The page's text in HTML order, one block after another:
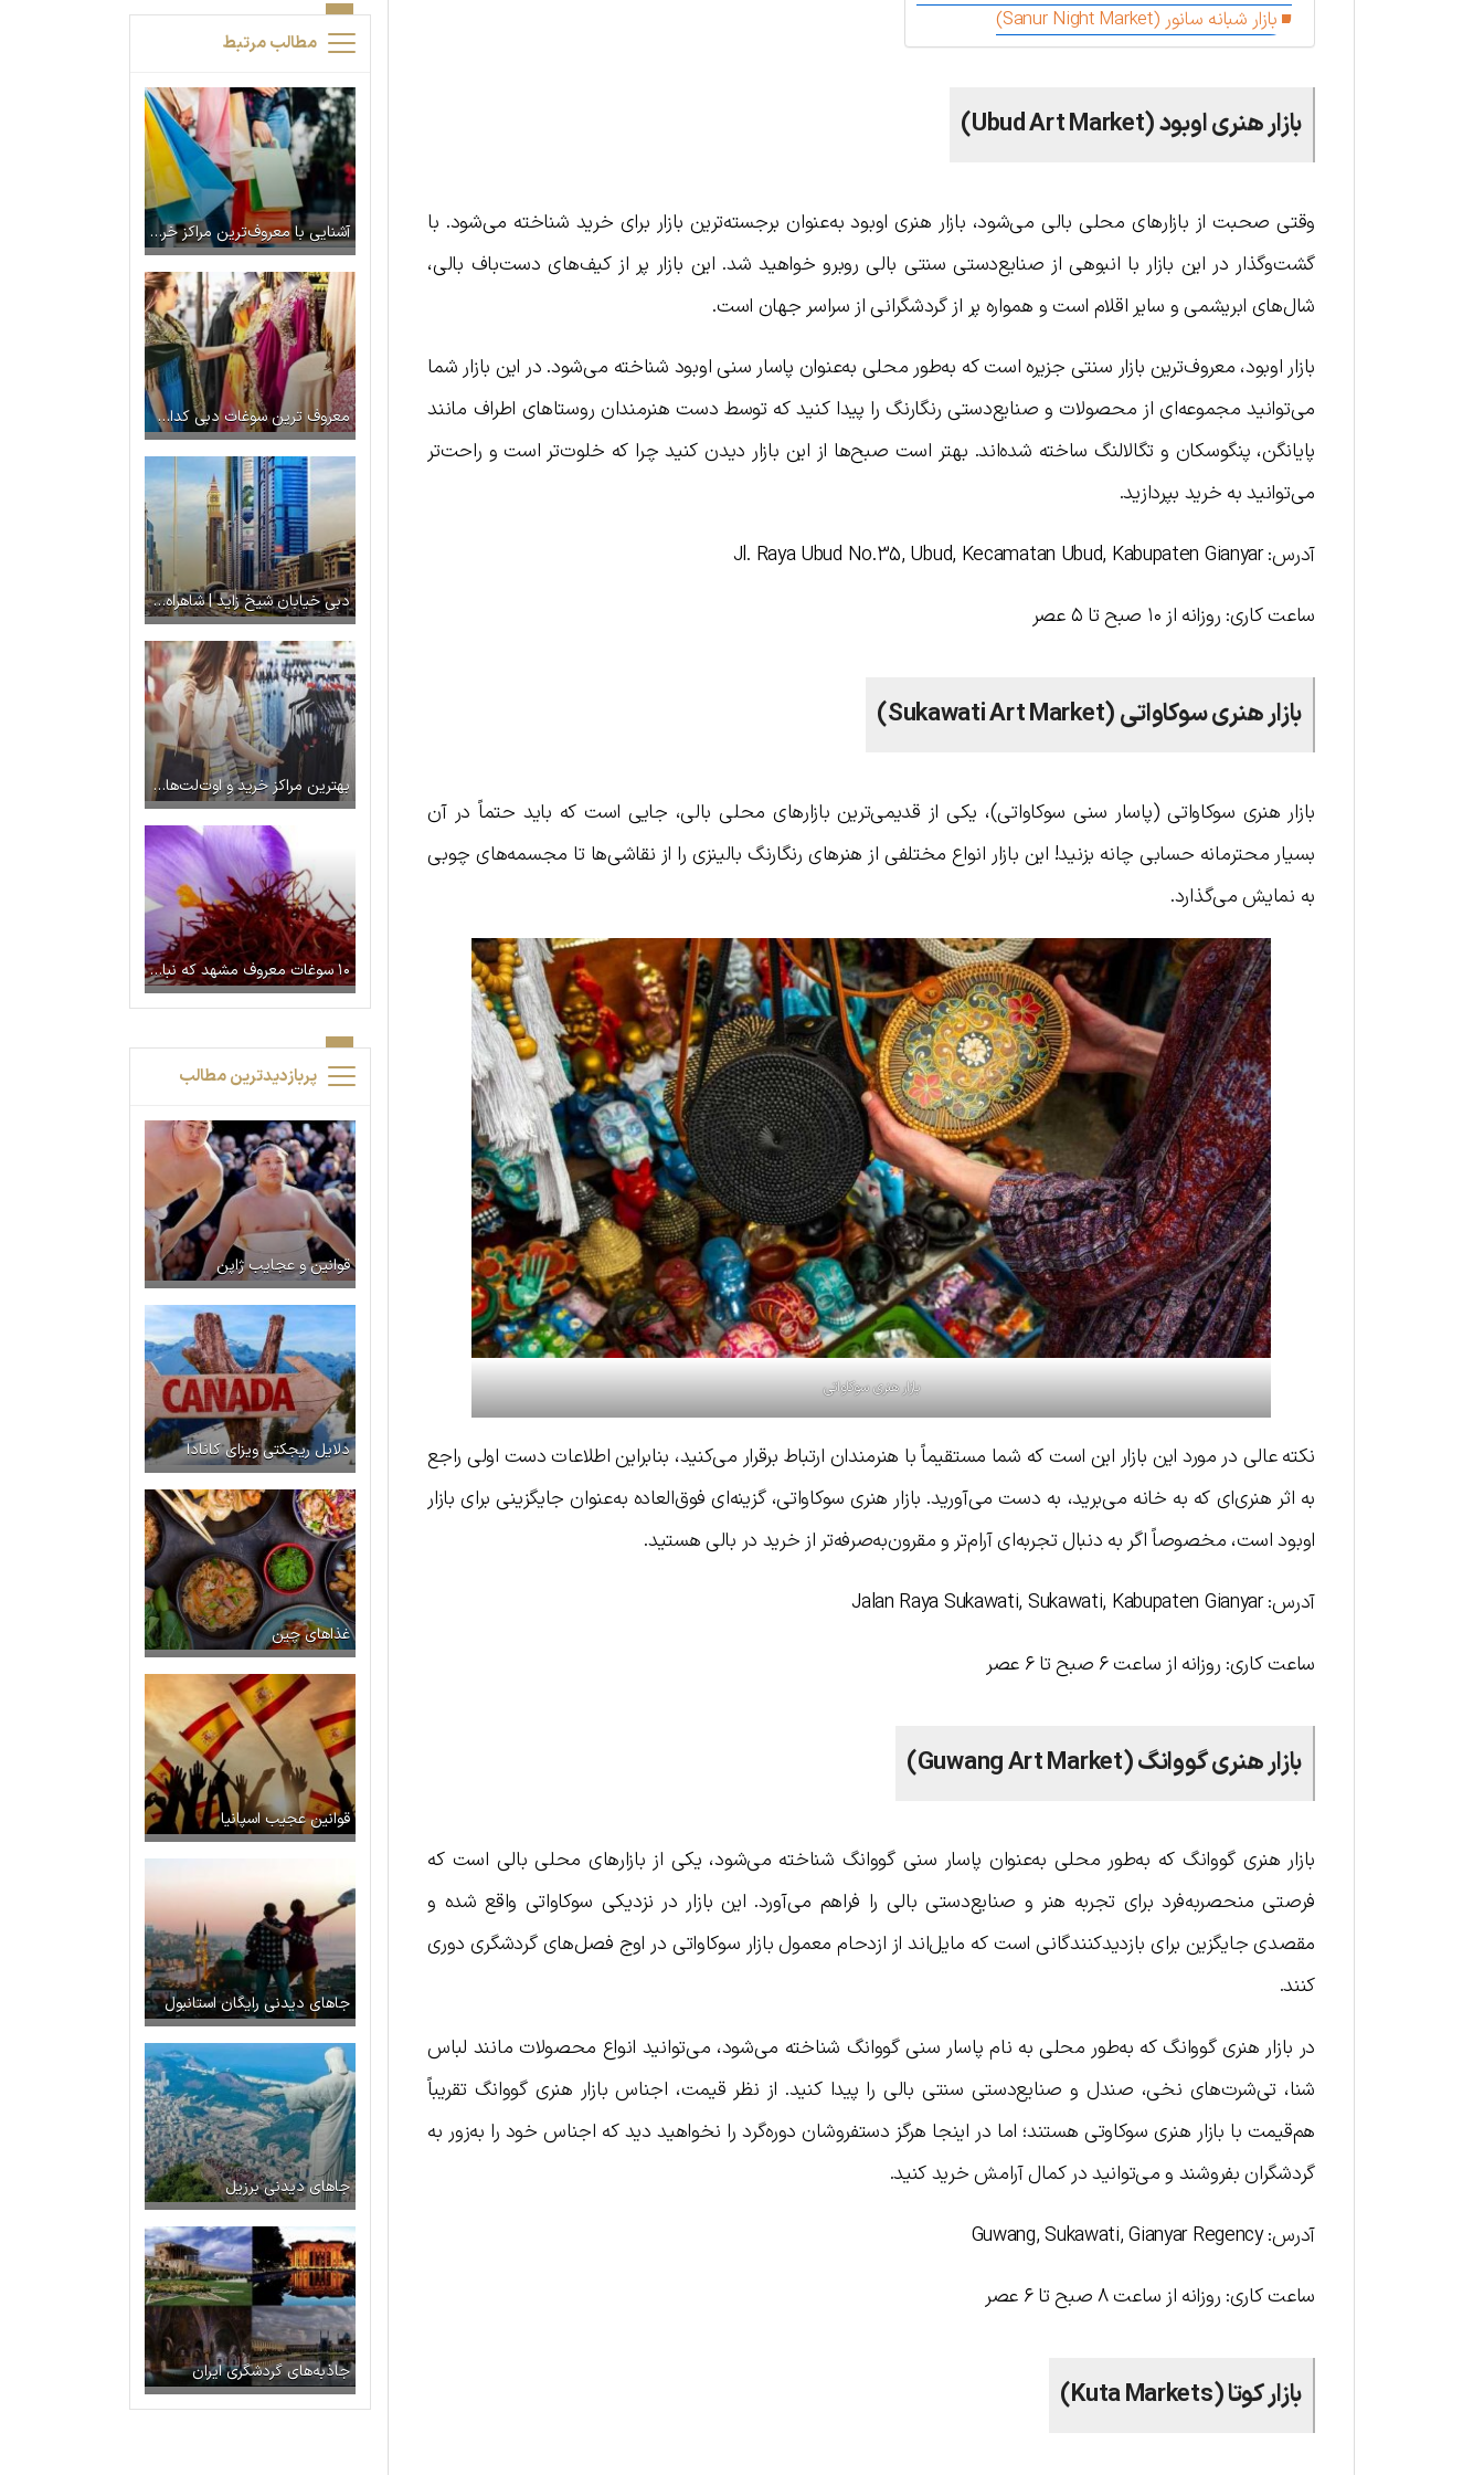
بازار شبانه سانور (Sanur Night Market)
بازار هنری اوبود (Ubud Art Market)
وقتی صحبت از بازارهای محلی بالی می‌شود، بازار هنری اوبود به‌عنوان برجسته‌ترین بازار برای خرید شناخته می‌شود. با
گشت‌وگذار در این بازار با انبوهی از صنایع‌دستی سنتی بالی روبرو خواهید شد. این بازار پر از کیف‌های دست‌باف بالی،
شال‌های ابریشمی و سایر اقلام است و همواره پر از گردشگرانی از سراسر جهان است.
بازار اوبود، معروف‌ترین بازار سنتی جزیره است که به‌طور محلی به‌عنوان پاسار سنی اوبود شناخته می‌شود. در این بازار شما
می‌توانید مجموعه‌ای از محصولات و صنایع‌دستی رنگارنگ را پیدا کنید که توسط دست هنرمندان روستاهای اطراف مانند
پايانگن، پنگوسکان و تگالالنگ ساخته شده‌اند. بهتر است صبح‌ها از این بازار دیدن کنید چرا که خلوت‌تر است و راحت‌تر
می‌توانید به خرید بپردازید.
آدرس: Jl. Raya Ubud No.35, Ubud, Kecamatan Ubud, Kabupaten Gianyar
ساعت کاری: روزانه از ۱۰ صبح تا ۵ عصر
بازار هنری سوکاواتی (Sukawati Art Market)
بازار هنری سوکاواتی (پاسار سنی سوکاواتی)، یکی از قدیمی‌ترین بازارهای محلی بالی، جایی است که باید حتماً در آن
بسیار محترمانه حسابی چانه بزنید! این بازار انواع مختلفی از هنرهای رنگارنگ بالینزی را از نقاشی‌ها تا مجسمه‌های چوبی
به نمایش می‌گذارد.
بازار هنری سوکاواتی
نکته عالی در مورد این بازار این است که شما مستقیماً با هنرمندان ارتباط برقرار می‌کنید، بنابراین اطلاعات دست اولی راجع
به اثر هنری‌ای که به خانه می‌برید، به دست می‌آورید. بازار هنری سوکاواتی، گزینه‌ای فوق‌العاده به‌عنوان جایگزینی برای بازار
اوبود است، مخصوصاً اگر به دنبال تجربه‌ای آرام‌تر و مقرون‌به‌صرفه‌تر از خرید در بالی هستید.
آدرس: Jalan Raya Sukawati, Sukawati, Kabupaten Gianyar
ساعت کاری: روزانه از ساعت ۶ صبح تا ۶ عصر
بازار هنری گووانگ (Guwang Art Market)
بازار هنری گووانگ که به‌طور محلی به‌عنوان پاسار سنی گووانگ شناخته می‌شود، یکی از بازارهای محلی بالی است که
فرصتی منحصربه‌فرد برای تجربه هنر و صنایع‌دستی بالی را فراهم می‌آورد. این بازار در نزدیکی سوکاواتی واقع شده و
مقصدی جایگزین برای بازدیدکنندگانی است که مایل‌اند از ازدحام معمول بازار سوکاواتی در اوج فصل‌های گردشگری دوری
کنند.
در بازار هنری گووانگ که به‌طور محلی به نام پاسار سنی گووانگ شناخته می‌شود، می‌توانید انواع محصولات مانند لباس
شنا، تی‌شرت‌های نخی، صندل و صنایع‌دستی سنتی بالی را پیدا کنید. از نظر قیمت، اجناس بازار هنری گووانگ تقریباً
هم‌قیمت با بازار هنری سوكاوتي هستند؛ اما در اینجا هرگز دستفروشان دوره‌گرد را نخواهید دید که اجناس خود را به‌زور به
گردشگران بفروشند و می‌توانید در کمال آرامش خرید کنید.
آدرس: Guwang, Sukawati, Gianyar Regency
ساعت کاری: روزانه از ساعت ۸ صبح تا ۶ عصر
بازار کوتا (Kuta Markets)
مطالب مرتبط
آشنایی با معروف‌ترین مراکز خرید ژاپن
معروف ترین سوغات دبی کدامند؟ (لیست بهترین سوغاتی های دبی)
دبی خیابان شیخ زاید | شاهراه اصلی در منطقه تجاری دبی
بهترین مراکز خرید و اوت‌لت‌های ارزان استانبول
۱۰ سوغات معروف مشهد که نباید از دستشان داد
پربازدیدترین مطالب
قوانین و عجایب ژاپن
دلایل ریجکتی ویزای کانادا
غذاهای چین
قوانین عجیب اسپانیا
جاهای دیدنی رایگان استانبول
جاهای دیدنی برزیل
جاذبه‌های گردشگری ایران